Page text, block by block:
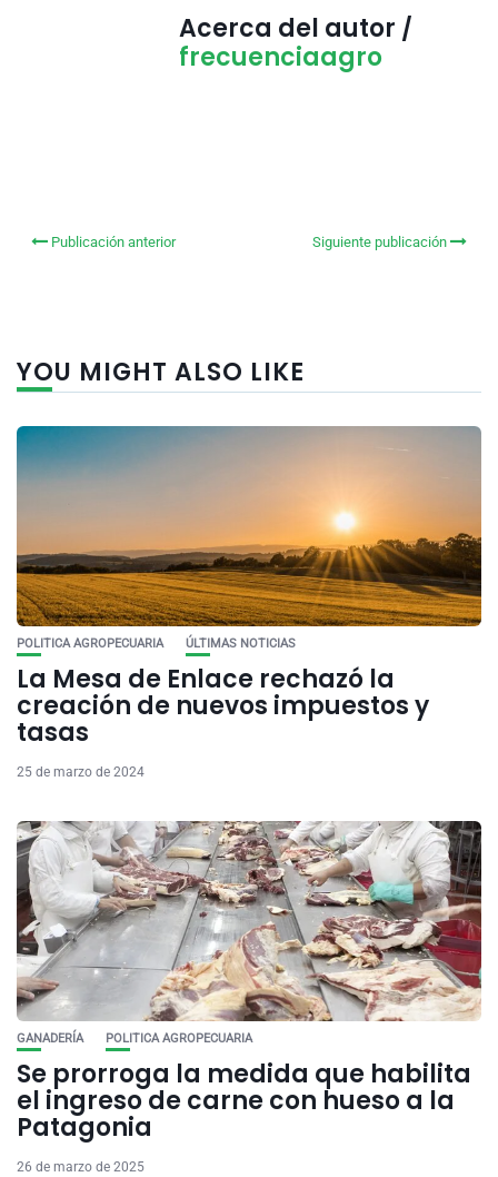
Acerca del autor /
frecuenciaagro
Publicación anterior Siguiente publicación
YOU MIGHT ALSO LIKE
POLITICA AGROPECUARIA ÚLTIMAS NOTICIAS
La Mesa de Enlace rechazó la
creación de nuevos impuestos y
tasas
25 de marzo de 2024
GANADERÍA POLITICA AGROPECUARIA
Se prorroga la medida que habilita
el ingreso de carne con hueso a la
Patagonia
26 de marzo de 2025